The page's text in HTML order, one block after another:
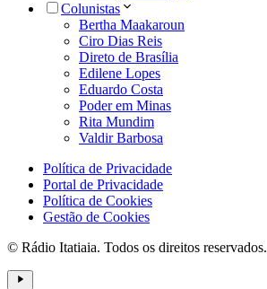
Colunistas
Bertha Maakaroun
Ciro Dias Reis
Direto de Brasília
Edilene Lopes
Eduardo Costa
Poder em Minas
Rita Mundim
Valdir Barbosa
Política de Privacidade
Portal de Privacidade
Política de Cookies
Gestão de Cookies
© Rádio Itatiaia. Todos os direitos reservados.